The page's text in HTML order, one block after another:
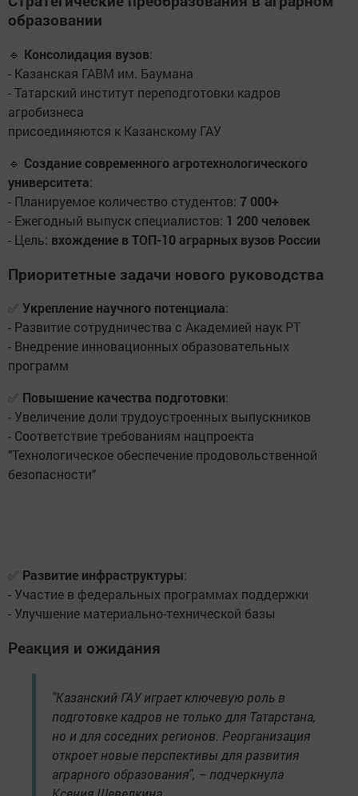
образовании
🔹 Консолидация вузов:
- Казанская ГАВМ им. Баумана
- Татарский институт переподготовки кадров
агробизнеса
присоединяются к Казанскому ГАУ
🔹 Создание современного агротехнологического
университета:
- Планируемое количество студентов: 7 000+
- Ежегодный выпуск специалистов: 1 200 человек
- Цель: вхождение в ТОП-10 аграрных вузов России
Приоритетные задачи нового руководства
✅ Укрепление научного потенциала:
- Развитие сотрудничества с Академией наук РТ
- Внедрение инновационных образовательных
программ
✅ Повышение качества подготовки:
- Увеличение доли трудоустроенных выпускников
- Соответствие требованиям нацпроекта
"Технологическое обеспечение продовольственной
безопасности"
✅ Развитие инфраструктуры:
- Участие в федеральных программах поддержки
- Улучшение материально-технической базы
Реакция и ожидания
"Казанский ГАУ играет ключевую роль в
подготовке кадров не только для Татарстана,
но и для соседних регионов. Реорганизация
откроет новые перспективы для развития
аграрного образования", – подчеркнула